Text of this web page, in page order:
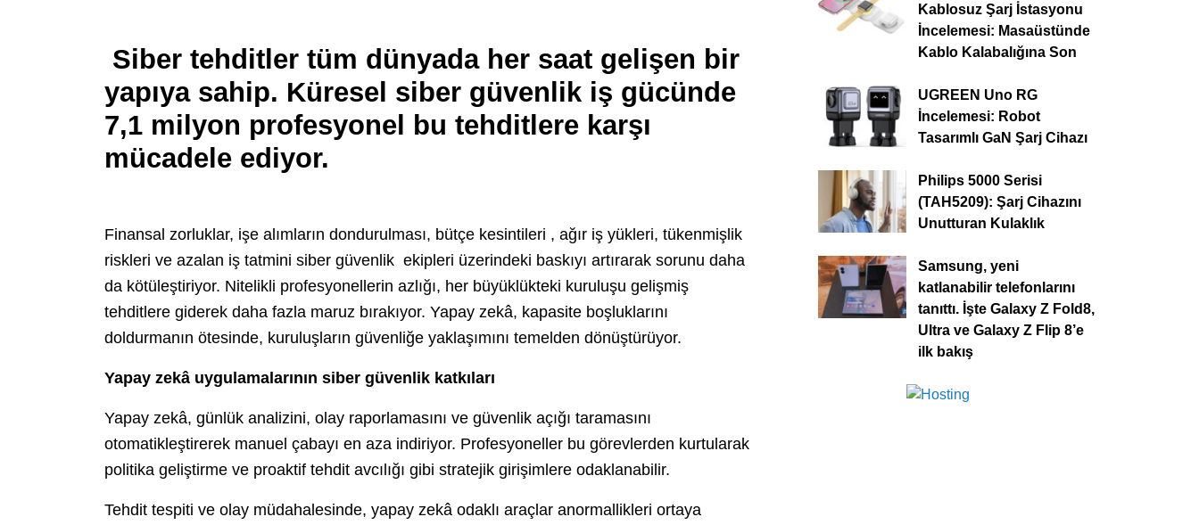
Siber tehditler tüm dünyada her saat gelişen bir
yapıya sahip. Küresel siber güvenlik iş gücünde
7,1 milyon profesyonel bu tehditlere karşı
mücadele ediyor.
Finansal zorluklar, işe alımların dondurulması, bütçe kesintileri , ağır iş yükleri, tükenmişlik
riskleri ve azalan iş tatmini siber güvenlik ekipleri üzerindeki baskıyı artırarak sorunu daha
da kötüleştiriyor. Nitelikli profesyonellerin azlığı, her büyüklükteki kuruluşu gelişmiş
tehditlere giderek daha fazla maruz bırakıyor. Yapay zekâ, kapasite boşluklarını
doldurmanın ötesinde, kuruluşların güvenliğe yaklaşımını temelden dönüştürüyor.
Yapay zekâ uygulamalarının siber güvenlik katkıları
Yapay zekâ, günlük analizini, olay raporlamasını ve güvenlik açığı taramasını
otomatikleştirerek manuel çabayı en aza indiriyor. Profesyoneller bu görevlerden kurtularak
politika geliştirme ve proaktif tehdit avcılığı gibi stratejik girişimlere odaklanabilir.
Tehdit tespiti ve olay müdahalesinde, yapay zekâ odaklı araçlar anormallikleri ortaya
Kablosuz Şarj İstasyonu
İncelemesi: Masaüstünde
Kablo Kalabalığına Son
UGREEN Uno RG
İncelemesi: Robot
Tasarımlı GaN Şarj Cihazı
Philips 5000 Serisi
(TAH5209): Şarj Cihazını
Unutturan Kulaklık
Samsung, yeni
katlanabilir telefonlarını
tanıttı. İşte Galaxy Z Fold8,
Ultra ve Galaxy Z Flip 8’e
ilk bakış